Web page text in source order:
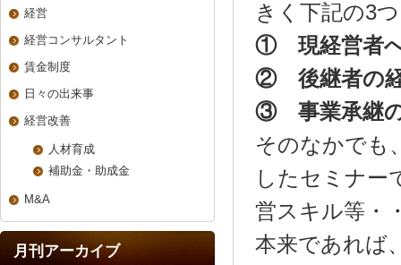
きく下記の3
① 現経営者へ
② 後継者の経
③ 事業承継の
そのなかでも
したセミナー
営スキル等・
本来であれば
経営
経営コンサルタント
賃金制度
日々の出来事
経営改善
人材育成
補助金・助成金
M&A
月刊アーカイブ